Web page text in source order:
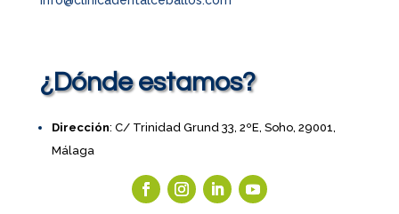
¿Dónde estamos?
Dirección: C/ Trinidad Grund 33, 2ºE, Soho, 29001,
Málaga